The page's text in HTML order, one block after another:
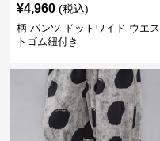
¥4,960 (税込)
柄 パンツ ドットワイド ウエス
トゴム紐付き